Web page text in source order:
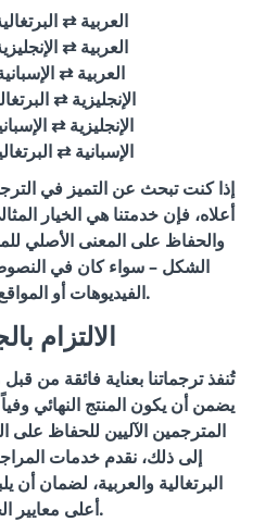
العربية ⇄
العربية ⇄
العربية ⇄
الإنجليزية ⇄
الإنجليزية ⇄
الإسبانية ⇄
إذا كنت تبحث عن التميز في
أعلاه، فإن خدمتنا هي الخيار
والحفاظ على المعنى الأصلي
الشكل – سواء كان في
الفيديوهات أو المواقع الإلكترونية.
الالتزام
تُنفذ ترجماتنا بعناية فائقة من
يضمن أن يكون المنتج النهائي
المترجمين الآليين للحفاظ على
إلى ذلك، نقدم خدمات
البرتغالية والعربية، لضمان
أعلى معايير الجودة.